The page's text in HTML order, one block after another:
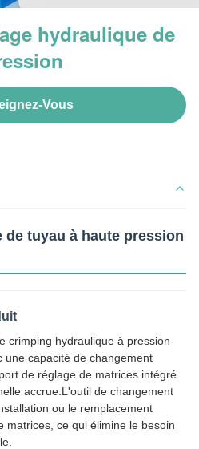
hydraulique de
Vous
de tuyau à haute pression
crimping hydraulique à pression
une capacité de changement
de réglage de matrices intégré
accrue.L'outil de changement
ou le remplacement
matrices, ce qui élimine le besoin